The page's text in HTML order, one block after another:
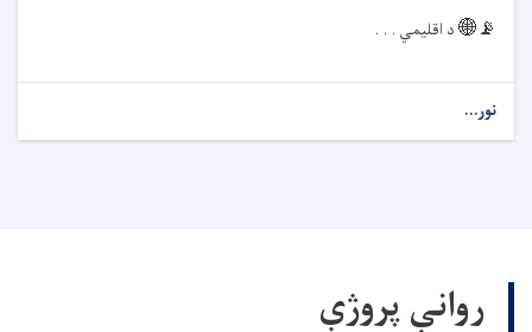
📡🌐د اقلیمي . . .
نور...
روانې پروژې